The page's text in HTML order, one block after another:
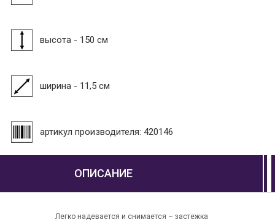
высота - 150 см
ширина - 11,5 см
артикул производителя: 420146
ОПИСАНИЕ
Легко надевается и снимается – застежка